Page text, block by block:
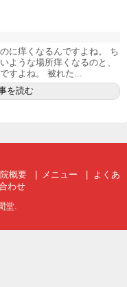
に痒くなるんですよね。 ち
ような場所痒くなるのと、
すよね。 被れた...
を読む
概要 メニュー
よくあ
わせ
堂.